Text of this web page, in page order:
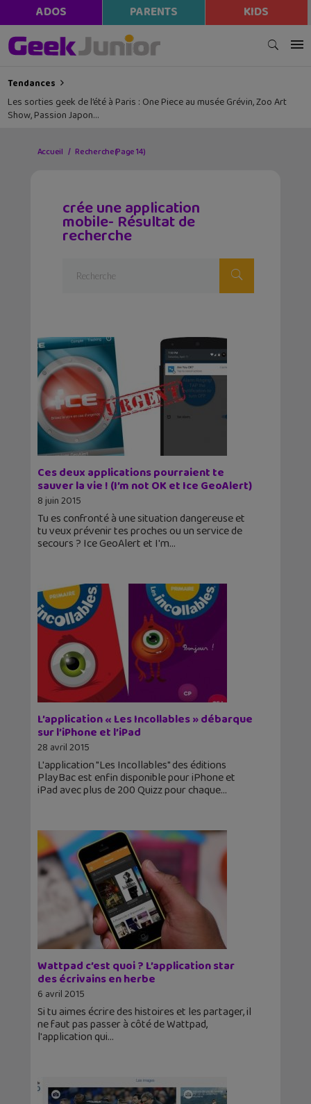
ADOS PARENTS KIDS
Tendances
Lecture d’été 2026 #6 : Là où danse le vent, un beau roman graphique
avec la Bretagne en toile de fond
Accueil Recherche(Page 14)
crée une application
mobile- Résultat de
recherche
Ces deux applications pourraient te
sauver la vie ! (I’m not OK et Ice GeoAlert)
8 juin 2015
Tu es confronté à une situation dangereuse et
tu veux prévenir tes proches ou un service de
secours ? Ice GeoAlert et I'm
L’application « Les Incollables » débarque
sur l’iPhone et l’iPad
28 avril 2015
L'application "Les Incollables" des éditions
PlayBac est enfin disponible pour iPhone et
iPad avec plus de 200 Quizz pour chaque
Wattpad c’est quoi ? L’application star
des écrivains en herbe
6 avril 2015
Si tu aimes écrire des histoires et les partager, il
ne faut pas passer à côté de Wattpad,
l'application qui